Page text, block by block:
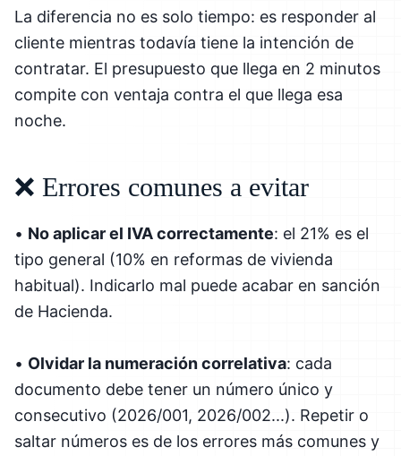
La diferencia no es solo tiempo: es responder al
cliente mientras todavía tiene la intención de
contratar. El presupuesto que llega en 2 minutos
compite con ventaja contra el que llega esa
noche.
❌ Errores comunes a evitar
• No aplicar el IVA correctamente: el 21% es el
tipo general (10% en reformas de vivienda
habitual). Indicarlo mal puede acabar en sanción
de Hacienda.
• Olvidar la numeración correlativa: cada
documento debe tener un número único y
consecutivo (2026/001, 2026/002...). Repetir o
saltar números es de los errores más comunes y